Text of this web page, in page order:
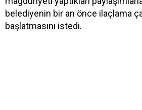
belediyenin bir an önce ilaçlama
başlatmasını istedi.